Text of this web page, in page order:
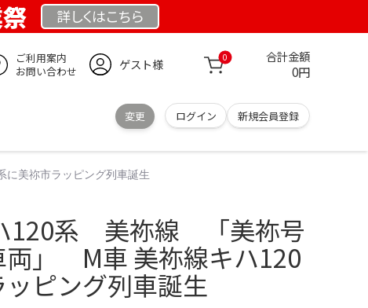
詳しくはこちら
ご利用案内
お問い合わせ
ゲスト様 0 合計金額
0円
変更 ログイン 新規会員登録
美祢市ラッピング列車誕生
120系 美祢線 「美祢号
両」 M車 美祢線キハ120
ピング列車誕生